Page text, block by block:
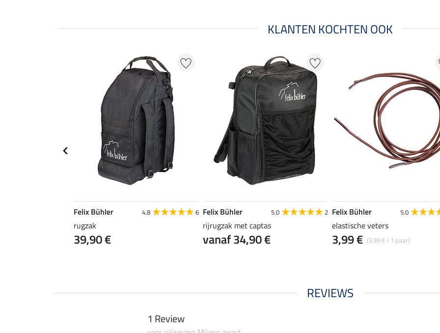
KLANTEN KOCHTEN OOK
Felix Bühler 4.8 6
rugzak
39,90 €
Felix Bühler 5.0 2
rijrugzak met captas
vanaf 34,90 €
Felix Bühler 5.0
elastische veters
(3,99 € / 1 paar)
3,99 €
REVIEWS
1 Review